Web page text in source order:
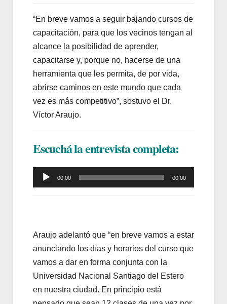
“En breve vamos a seguir bajando cursos de
capacitación, para que los vecinos tengan al
alcance la posibilidad de aprender,
capacitarse y, porque no, hacerse de una
herramienta que les permita, de por vida,
abrirse caminos en este mundo que cada
vez es más competitivo”, sostuvo el Dr.
Víctor Araujo.
Escuchá la entrevista completa:
Reproductor
de
00:00 00:00
Araujo adelantó que “en breve vamos a estar
anunciando los días y horarios del curso que
vamos a dar en forma conjunta con la
Universidad Nacional Santiago del Estero
en nuestra ciudad. En principio está